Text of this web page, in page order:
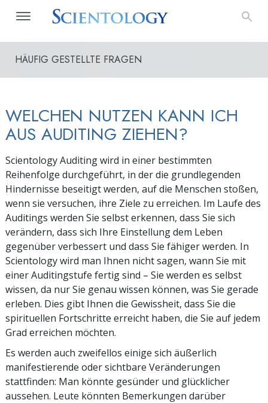
HÄUFIG GESTELLTE FRAGEN
WELCHEN NUTZEN KANN ICH
AUS AUDITING ZIEHEN?
Scientology Auditing wird in einer bestimmten
Reihenfolge durchgeführt, in der die grundlegenden
Hindernisse beseitigt werden, auf die Menschen stoßen,
wenn sie versuchen, ihre Ziele zu erreichen. Im Laufe des
Auditings werden Sie selbst erkennen, dass Sie sich
verändern, dass sich Ihre Einstellung dem Leben
gegenüber verbessert und dass Sie fähiger werden. In
Scientology wird man Ihnen nicht sagen, wann Sie mit
einer Auditingstufe fertig sind – Sie werden es selbst
wissen, da nur Sie genau wissen können, was Sie gerade
erleben. Dies gibt Ihnen die Gewissheit, dass Sie die
spirituellen Fortschritte erreicht haben, die Sie auf jedem
Grad erreichen möchten.
Es werden auch zweifellos einige sich äußerlich
manifestierende oder sichtbare Veränderungen
stattfinden: Man könnte gesünder und glücklicher
aussehen. Leute könnten Bemerkungen darüber